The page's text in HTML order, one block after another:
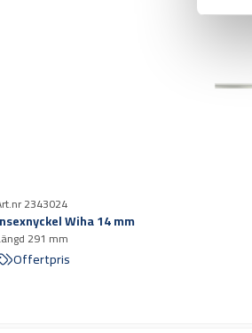
2343024
Wiha 14 mm
291 mm
Offertpris